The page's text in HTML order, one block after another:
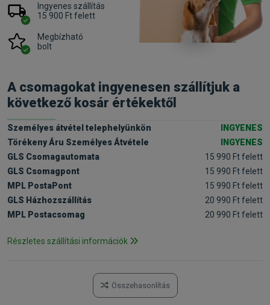
Ingyenes szállítás
15 900 Ft felett
Megbízható
bolt
A csomagokat ingyenesen szállítjuk a
következő kosár értékektől
Személyes átvétel telephelyünkön
INGYENES
Törékeny Áru Személyes Átvétele
INGYENES
GLS Csomagautomata
15 990 Ft felett
GLS Csomagpont
15 990 Ft felett
MPL PostaPont
15 990 Ft felett
GLS Házhozszállítás
20 990 Ft felett
MPL Postacsomag
20 990 Ft felett
Részletes szállítási információk
Összehasonlítás